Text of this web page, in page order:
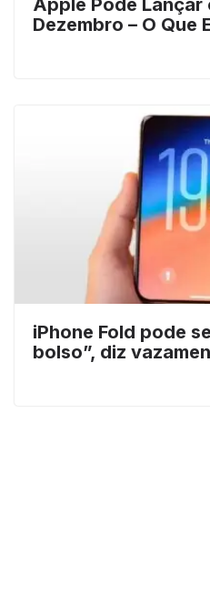
Dezembro – O Que
iPhone Fold pode
bolso”, diz